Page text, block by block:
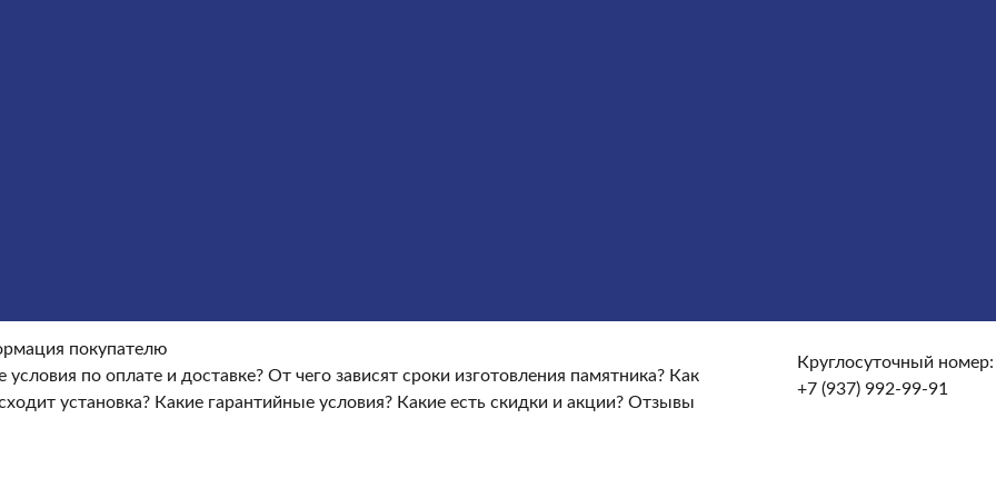
покупателю
условия по оплате и доставке?От чего зависят сроки изготовления памятника? Как
установка? Какие гарантийные условия? Какие есть скидки и акции?Отзывы
Круглосуточный номер:
+7 (937) 992-99-91